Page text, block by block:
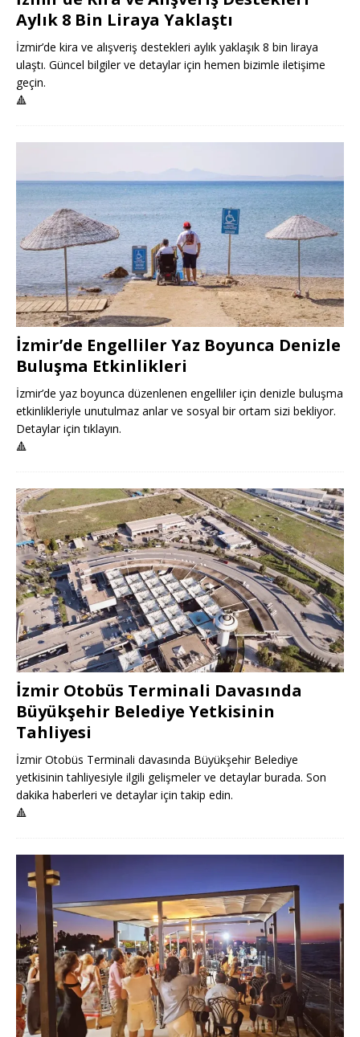
Aylık 8 Bin Liraya Yaklaştı
İzmir’de kira ve alışveriş destekleri aylık yaklaşık 8 bin liraya
ulaştı. Güncel bilgiler ve detaylar için hemen bizimle iletişime
geçin.
🔺
İzmir’de Engelliler Yaz Boyunca Denizle
Buluşma Etkinlikleri
İzmir’de yaz boyunca düzenlenen engelliler için denizle buluşma
etkinlikleriyle unutulmaz anlar ve sosyal bir ortam sizi bekliyor.
Detaylar için tıklayın.
🔺
İzmir Otobüs Terminali Davasında
Büyükşehir Belediye Yetkisinin
Tahliyesi
İzmir Otobüs Terminali davasında Büyükşehir Belediye
yetkisinin tahliyesiyle ilgili gelişmeler ve detaylar burada. Son
dakika haberleri ve detaylar için takip edin.
🔺